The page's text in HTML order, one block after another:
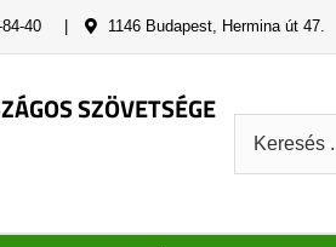
40 1146 Budapest, Hermina út 47.
SZÖVETSÉGE